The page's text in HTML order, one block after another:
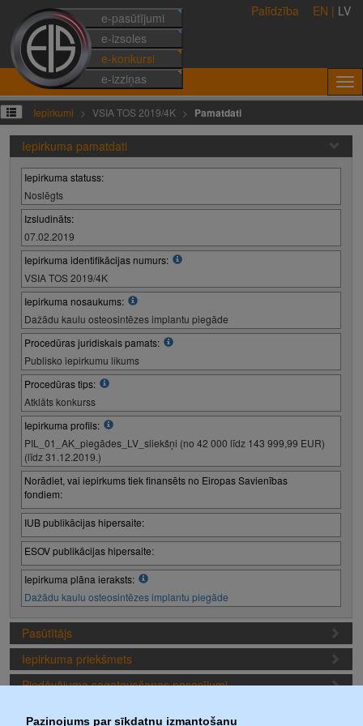
Paziņojums par sīkdatņu izmantošanu
e-pasūtījumi
e-izsoles
e-konkursi
e-izziņas
Palīdzība EN | LV
Iepirkumi VSIA TOS 2019/4K Pamatdati
Iepirkuma pamatdati
Iepirkuma statuss:
Noslēgts
Izsludināts:
07.02.2019
Iepirkuma identifikācijas numurs:
VSIA TOS 2019/4K
Iepirkuma nosaukums:
Dažādu kaulu osteosintēzes implantu piegāde
Procedūras juridiskais pamats:
Publisko iepirkumu likums
Procedūras tips:
Atklāts konkurss
Iepirkuma profils:
PIL_01_AK_piegādes_LV_sliekšņi (no 42 000 līdz 143 999,99 EUR)
(līdz 31.12.2019.)
Norādiet, vai iepirkums tiek finansēts no Eiropas Savienības
fondiem:
IUB publikācijas hipersaite:
ESOV publikācijas hipersaite:
Iepirkuma plāna ieraksts:
Dažādu kaulu osteosintēzes implantu piegāde
Pasūtītājs
Iepirkuma priekšmets
Piedāvājuma sagatavošanas nosacījumi